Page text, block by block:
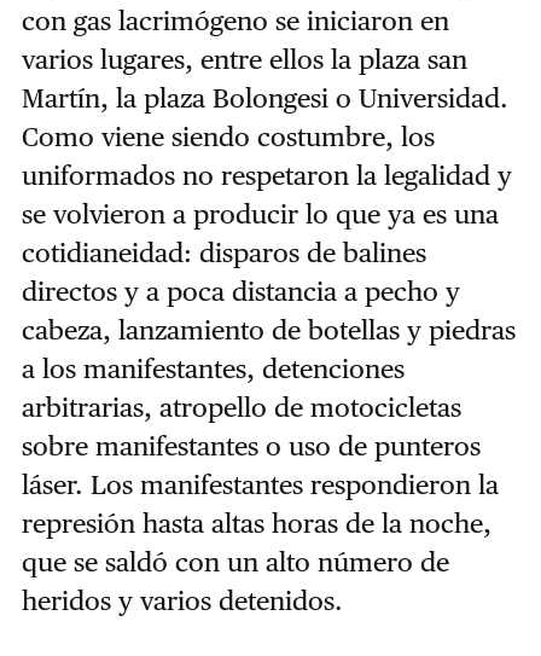
con gas lacrimógeno se iniciaron en
varios lugares, entre ellos la plaza san
Martín, la plaza Bolongesi o Universidad.
Como viene siendo costumbre, los
uniformados no respetaron la legalidad y
se volvieron a producir lo que ya es una
cotidianeidad: disparos de balines
directos y a poca distancia a pecho y
cabeza, lanzamiento de botellas y piedras
a los manifestantes, detenciones
arbitrarias, atropello de motocicletas
sobre manifestantes o uso de punteros
láser. Los manifestantes respondieron la
represión hasta altas horas de la noche,
que se saldó con un alto número de
heridos y varios detenidos.